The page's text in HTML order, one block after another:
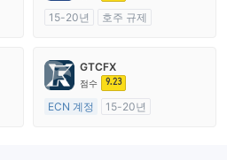
15-20년
호주 규제
마스터 레이블 MT4
GTCFX
점수 9.23
ECN 계정
15-20년